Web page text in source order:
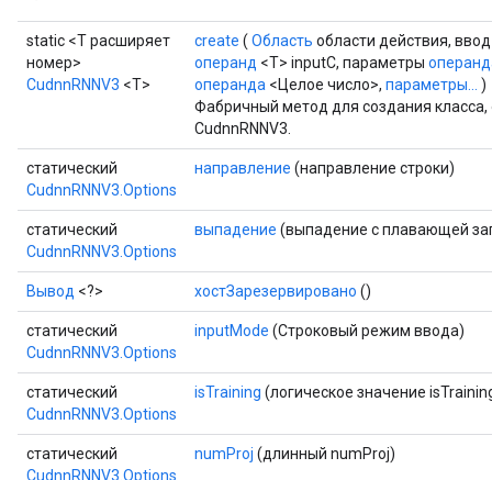
static <T расширяет
номер>
CudnnRNNV3 <T>
create ( Область области действия,
операнд <T> inputC, параметры
операнда <Целое число>, параметры...
)
Фабричный метод для создания
CudnnRNNV3.
статический
CudnnRNNV3.Options
направление (направление строки)
статический
CudnnRNNV3.Options
выпадение (выпадение с плавающей
Вывод <?> хостЗарезервировано ()
статический
CudnnRNNV3.Options
inputMode (Строковый режим ввода)
статический
CudnnRNNV3.Options
isTraining (логическое значение
статический
CudnnRNNV3.Options
numProj (длинный numProj)